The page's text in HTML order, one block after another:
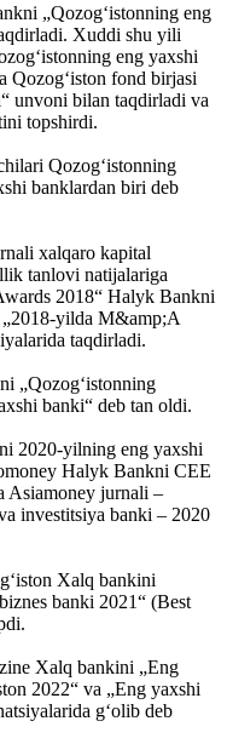
„Qozogʻistonning eng
Xuddi shu yili
eng yaxshi
Qozogʻiston fond birjasi
unvoni bilan taqdirladi va
topshirdi.
Qozogʻistonning
banklardan biri deb
xalqaro kapital
tanlovi natijalariga
2018“ Halyk Bankni
„2018-yilda M&amp;A
taqdirladi.
„Qozogʻistonning
banki“ deb tan oldi.
2020-yilning eng yaxshi
Halyk Bankni CEE
Asiamoney jurnali –
investitsiya banki – 2020
Xalq bankini
banki 2021“ (Best
Xalq bankini „Eng
2022“ va „Eng yaxshi
gʻolib deb